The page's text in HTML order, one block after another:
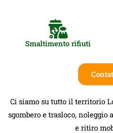
Smaltimento rifiuti
Ci siamo su tutto il territorio
sgombero e trasloco,
e ritiro